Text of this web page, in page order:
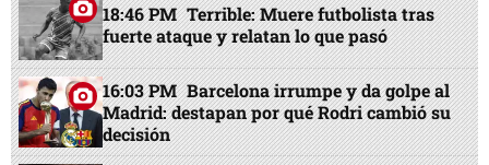
18:46 PM Terrible: Muere futbolista tras
fuerte ataque y relatan lo que pasó
16:03 PM Barcelona irrumpe y da golpe al
Madrid: destapan por qué Rodri cambió su
decisión